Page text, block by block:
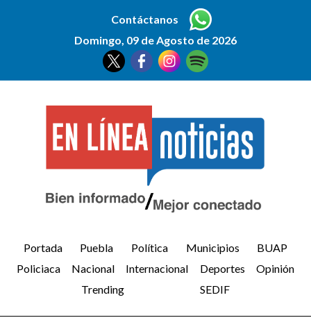
Contáctanos
Domingo, 09 de Agosto de 2026
Portada Puebla Política Municipios
BUAP
Policiaca
Nacional Internacional Deportes
Opinión
Trending
SEDIF